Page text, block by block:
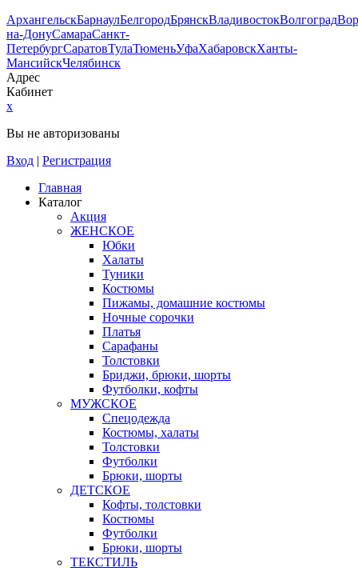
АрхангельскБарнаулБелгородБрянскВладивостокВолгоград
на-ДонуСамараСанкт-
ПетербургСаратовТулаТюменьУфаХабаровскХанты-
МансийскЧелябинск
Адрес
Кабинет
x
Вы не авторизованы
Вход | Регистрация
Главная
Каталог
Акция
ЖЕНСКОЕ
Юбки
Халаты
Туники
Костюмы
Пижамы, домашние костюмы
Ночные сорочки
Платья
Сарафаны
Толстовки
Бриджи, брюки, шорты
Футболки, кофты
МУЖСКОЕ
Спецодежда
Костюмы, халаты
Толстовки
Футболки
Брюки, шорты
ДЕТСКОЕ
Кофты, толстовки
Костюмы
Футболки
Брюки, шорты
ТЕКСТИЛЬ